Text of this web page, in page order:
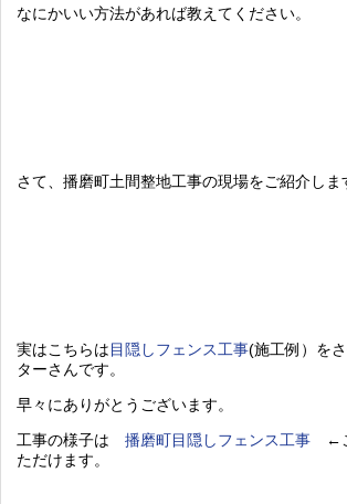
なにかいい方法があれば教えてください。
さて、播磨町土間整地工事の現場をご紹介しま
実はこちらは目隠しフェンス工事(施工例）を
ターさんです。
早々にありがとうございます。
工事の様子は 播磨町目隠しフェンス工事 ←
ただけます。